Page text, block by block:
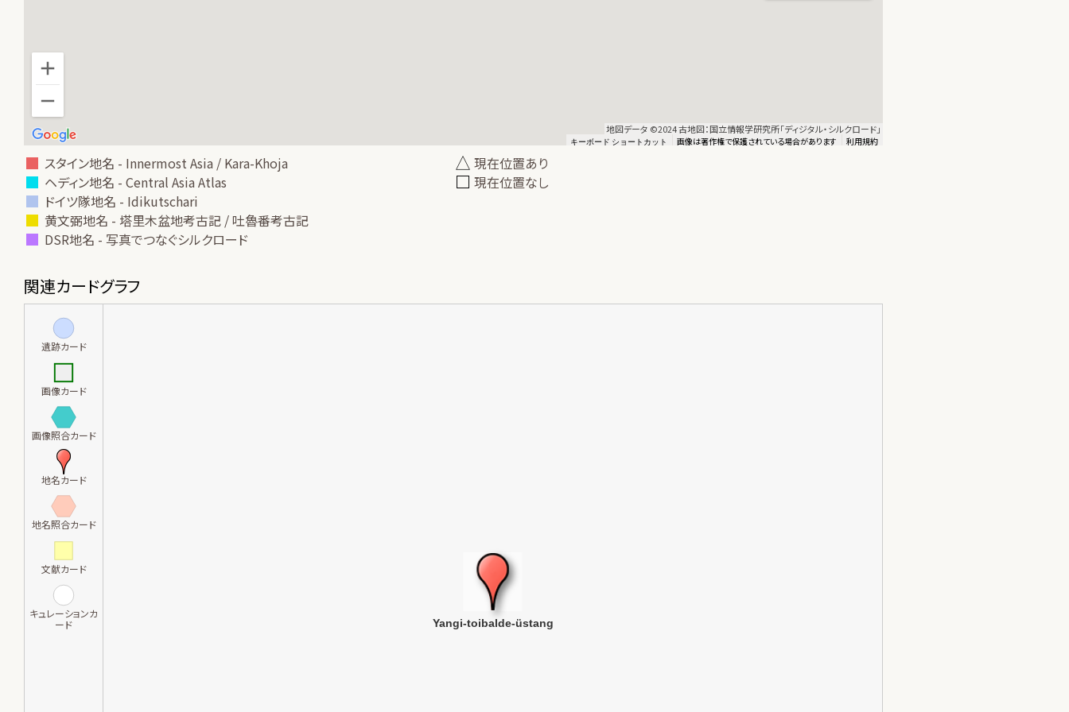
地図データ ©2024 古地図：国立情報学研究所「ディジタル・シルクロード」
キーボード ショートカット 画像は著作権で保護されている場合があります 利用規約
スタイン地名 - Innermost Asia / Kara-Khoja
現在位置あり
ヘディン地名 - Central Asia Atlas
現在位置なし
ドイツ隊地名 - Idikutschari
黄文弼地名 - 塔里木盆地考古記 / 吐魯番考古記
DSR地名 - 写真でつなぐシルクロード
関連カードグラフ
遺跡カード
画像カード
画像照合カード
地名カード
地名照合カード
文献カード
キュレーションカ
ード